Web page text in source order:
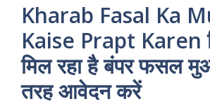
Kharab Fasal Ka
Kaise Prapt Karen
मिल रहा है बंपर फसल
तरह आवेदन करें